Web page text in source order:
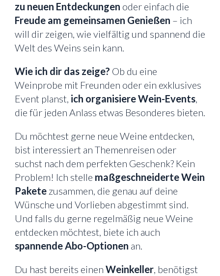
zu neuen Entdeckungen oder einfach die
Freude am gemeinsamen Genießen – ich
will dir zeigen, wie vielfältig und spannend die
Welt des Weins sein kann.
Wie ich dir das zeige? Ob du eine
Weinprobe mit Freunden oder ein exklusives
Event planst, ich organisiere Wein-Events,
die für jeden Anlass etwas Besonderes bieten.
Du möchtest gerne neue Weine entdecken,
bist interessiert an Themenreisen oder
suchst nach dem perfekten Geschenk? Kein
Problem! Ich stelle maßgeschneiderte Wein
Pakete zusammen, die genau auf deine
Wünsche und Vorlieben abgestimmt sind.
Und falls du gerne regelmäßig neue Weine
entdecken möchtest, biete ich auch
spannende Abo-Optionen an.
Du hast bereits einen Weinkeller, benötigst